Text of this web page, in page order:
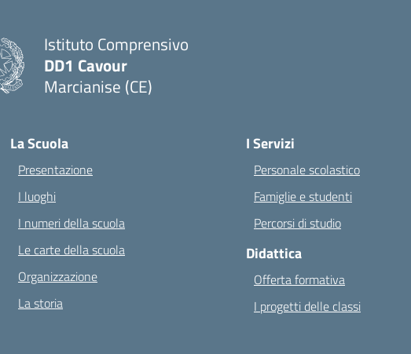
Istituto Comprensivo
DD1 Cavour
Marcianise (CE)
La Scuola
Presentazione
I luoghi
I numeri della scuola
Le carte della scuola
Organizzazione
La storia
I Servizi
Personale scolastico
Famiglie e studenti
Percorsi di studio
Didattica
Offerta formativa
I progetti delle classi